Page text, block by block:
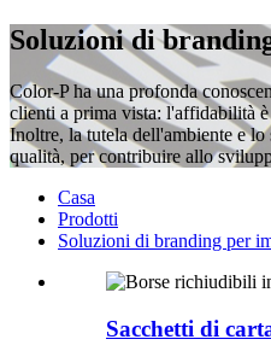
Soluzioni di
Color-P ha una profonda
clienti a prima vista: l'affidabilità
Inoltre, la tutela dell'ambiente e
qualità, per contribuire allo
Casa
Prodotti
Soluzioni di branding per
Sacchetti di